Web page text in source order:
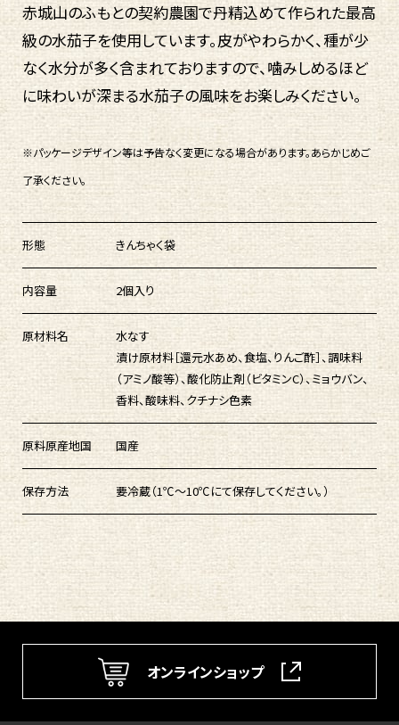
赤城山のふもとの契約農園で丹精込めて作られた最高
級の水茄子を使用しています。皮がやわらかく、種が少
なく水分が多く含まれておりますので、噛みしめるほど
に味わいが深まる水茄子の風味をお楽しみください。
※パッケージデザイン等は予告なく変更になる場合があります。あらかじめご
了承ください。
形態 きんちゃく袋
内容量 2個入り
原材料名
水なす
漬け原材料［還元水あめ、食塩、りんご酢］、調味料
（アミノ酸等）、酸化防止剤（ビタミンC）、ミョウバン、
香料、酸味料、クチナシ色素
原料原産地国 国産
保存方法 要冷蔵（1℃～10℃にて保存してください。）
オンラインショップ